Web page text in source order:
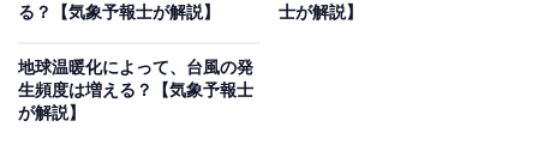
台風の平年値（1991～2020年の平均）出典：
ただ、冬や春に発生した台風は日本に近づくことはほと
る？【気象予報士が解説】
士が解説】
地球温暖化によって、台風の発
生頻度は増える？【気象予報士
が解説】